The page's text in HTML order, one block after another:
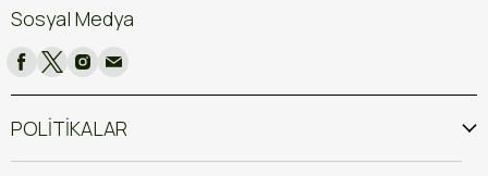
Sosyal Medya
POLİTİKALAR